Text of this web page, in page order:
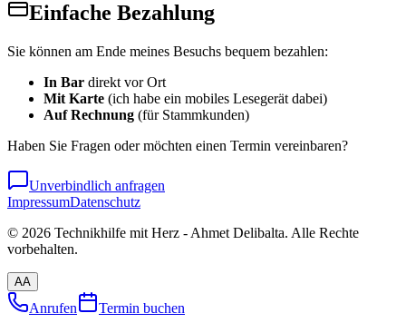
Einfache Bezahlung
Sie können am Ende meines Besuchs bequem bezahlen:
In Bar direkt vor Ort
Mit Karte (ich habe ein mobiles Lesegerät dabei)
Auf Rechnung (für Stammkunden)
Haben Sie Fragen oder möchten einen Termin vereinbaren?
Unverbindlich anfragen
ImpressumDatenschutz
© 2026 Technikhilfe mit Herz - Ahmet Delibalta. Alle Rechte
vorbehalten.
AA
Anrufen Termin buchen